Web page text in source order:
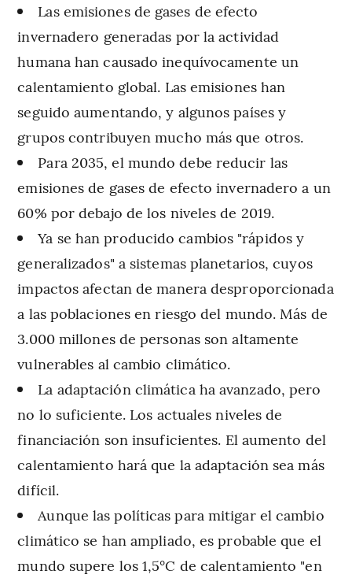
Las emisiones de gases de efecto
invernadero generadas por la actividad
humana han causado inequívocamente un
calentamiento global. Las emisiones han
seguido aumentando, y algunos países y
grupos contribuyen mucho más que otros.
Para 2035, el mundo debe reducir las
emisiones de gases de efecto invernadero a un
60% por debajo de los niveles de 2019.
Ya se han producido cambios "rápidos y
generalizados" a sistemas planetarios, cuyos
impactos afectan de manera desproporcionada
a las poblaciones en riesgo del mundo. Más de
3.000 millones de personas son altamente
vulnerables al cambio climático.
La adaptación climática ha avanzado, pero
no lo suficiente. Los actuales niveles de
financiación son insuficientes. El aumento del
calentamiento hará que la adaptación sea más
difícil.
Aunque las políticas para mitigar el cambio
climático se han ampliado, es probable que el
mundo supere los 1,5°C de calentamiento "en